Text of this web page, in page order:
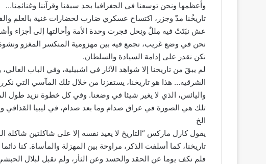
وأعظمها ونحن توسعنا في الجغرافيا بحد سيفنا وقرآننا وغنائمنا…
تاريخُنا مدّ وجزر، اكتساح عسكري ضارب لحضارات غنية بالعلم
عش نبَتَتْ فيه مِللٌ ونِحل فجرت وحدة الأمة وأحالتها إلى أجزاء
نحن في وضع غريب، نجمع فيه بين مهزومية المنكسر المغزو ونشوة
نكن نقدر على إدامة السيادة والسلطان.
لم يبقَ من تاريخنا إلا شواهد الآثار في اشبيلية، وفي الباب
الشرقيه… هذا هو تاريخنا، يستفزنا من خلال تلك المآسي التي
واليائس، الذي لا يغير شيئا في وضعنا. وفي كل خطوة نزيد طول
تلك هي الصورة في عراق صدام وما بعد صدام، في ليبيا القذافي
الخ
يقول كارل ماركس “التاريخ لا يعيد نفسه إلا على شاكلتين شاكلة
تاريخنا، كما أسلفت الذكر، مراوحة بين المهزلة والمأساة. كنا دائما
فلم نكف يوما عن الحقد والحسد وعن الثأر، ولم نقبل لبلال